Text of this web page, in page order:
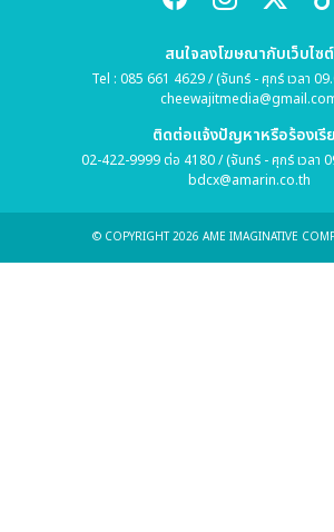
สนใจลงโฆษณากับเว็บไซต์
Tel : 085 661 4629 / (จันทร์ - ศุกร์ เวลา
ติดต่อแจ้งปัญหาหรือร้องเรี
02-422-9999 ต่อ 4180 / (จันทร์ - ศุกร์ เวลา
bdcx@amarin.co.th
© COPYRIGHT 2026 AME IMAGINATIVE